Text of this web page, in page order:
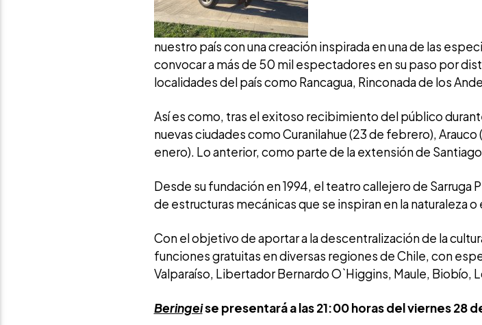
nuestro país con una creación inspirada en una de las
convocar a más de 50 mil espectadores en su paso por
localidades del país como Rancagua, Rinconada de los
Así es como, tras el exitoso recibimiento del público
nuevas ciudades como Curanilahue (23 de febrero),
enero). Lo anterior, como parte de la extensión de
Desde su fundación en 1994, el teatro callejero de
de estructuras mecánicas que se inspiran en la naturaleza
Con el objetivo de aportar a la descentralización de la
funciones gratuitas en diversas regiones de Chile, con
Valparaíso, Libertador Bernardo O`Higgins, Maule, Biobío,
Beringeise presentará a las 21:00 horas del viernes 28